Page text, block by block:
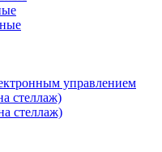
управлением
стеллаж)
стеллаж)